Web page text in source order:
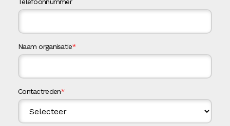
Naam organisatie*
Contactreden*